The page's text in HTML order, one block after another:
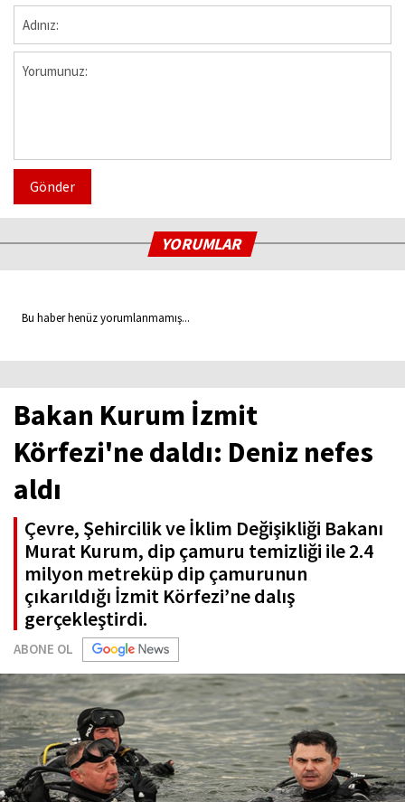
Gönder
YORUMLAR
Bu haber henüz yorumlanmamış...
Bakan Kurum İzmit
Körfezi'ne daldı: Deniz nefes
aldı
Çevre, Şehircilik ve İklim Değişikliği Bakanı
Murat Kurum, dip çamuru temizliği ile 2.4
milyon metreküp dip çamurunun
çıkarıldığı İzmit Körfezi’ne dalış
gerçekleştirdi.
ABONE OL